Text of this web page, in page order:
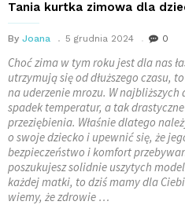
Tania kurtka zimowa dla
By Joana 5 grudnia 2024 0
Choć zima w tym roku jest dla nas
utrzymują się od dłuższego czasu,
na uderzenie mrozu. W
spadek temperatur, a tak
przeziębienia. Właśnie dlatego
o swoje dziecko i upewnić się, że
bezpieczeństwo i komfort
poszukujesz solidnie uszytych
każdej matki, to dziś mamy dla
wiemy, że zdrowie …